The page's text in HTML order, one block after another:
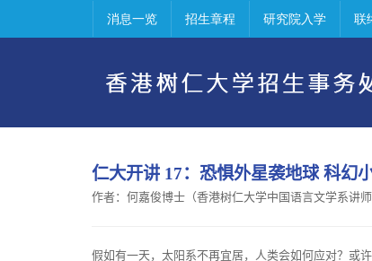
消息一览 招生章程 研究院入学 联
仁大开讲 17： 恐惧外星袭地球 科幻
作者：何嘉俊博士（香港树仁大学中国语言文学系讲
假如有一天，太阳系不再宜居，人类会如何应对？或